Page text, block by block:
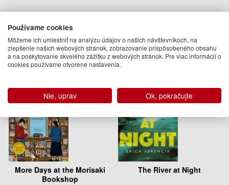
Podobné knihy
More Days at the Morisaki
Bookshop
The River at Night
Používame cookies
Môžeme ich umiestniť na analýzu údajov o našich návštevníkoch, na
zlepšenie našich webových stránok, zobrazovanie prispôsobeného obsahu
a na poskytovanie skvelého zážitku z webových stránok. Pre viac informácií o
cookies používame otvorené nastavenia.
Nie, uprav Ok, pokračujte